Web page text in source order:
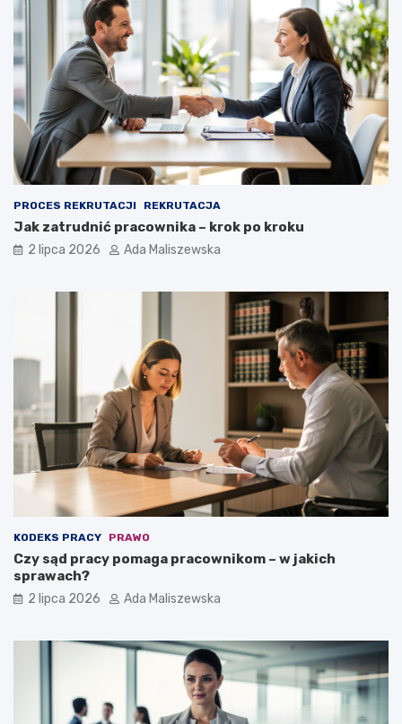
PROCES REKRUTACJI REKRUTACJA
Jak zatrudnić pracownika – krok po kroku
2 lipca 2026 Ada Maliszewska
KODEKS PRACY PRAWO
Czy sąd pracy pomaga pracownikom – w jakich
sprawach?
2 lipca 2026 Ada Maliszewska